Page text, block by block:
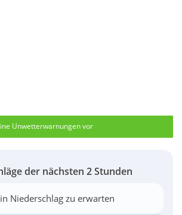
Unwetterwarnungen vor
der nächsten 2 Stunden
Niederschlag zu erwarten